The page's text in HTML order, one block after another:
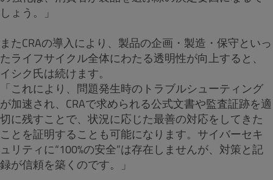
しょう。」
またCRAの導入により、製品の企画・製造・保守といっ
たライフサイクル全体にわたる透明性が向上すると、
イシク氏は続けます。
「これにより、問題発生時のトラブルシューティング
が加速され、CRAで求められる公式文書や監査証跡を適
切に残すことで、状況に応じた最善の対応をしてきた
ことを証明することも可能になります。サイバーセキ
ュリティに“100%の安全”は存在しませんが、対策と記
録が信頼を築くのです。」